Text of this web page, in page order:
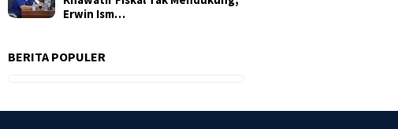
Erwin Ism…
BERITA POPULER